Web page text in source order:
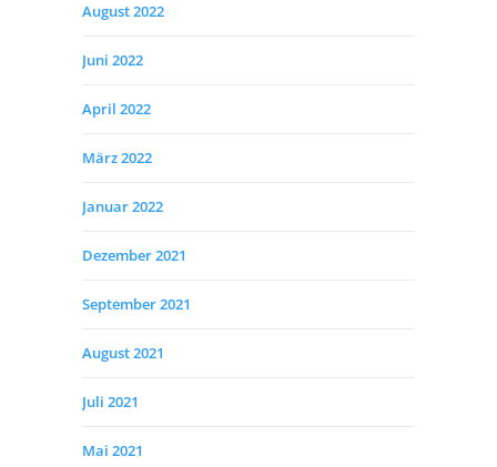
August 2022
Juni 2022
April 2022
März 2022
Januar 2022
Dezember 2021
September 2021
August 2021
Juli 2021
Mai 2021